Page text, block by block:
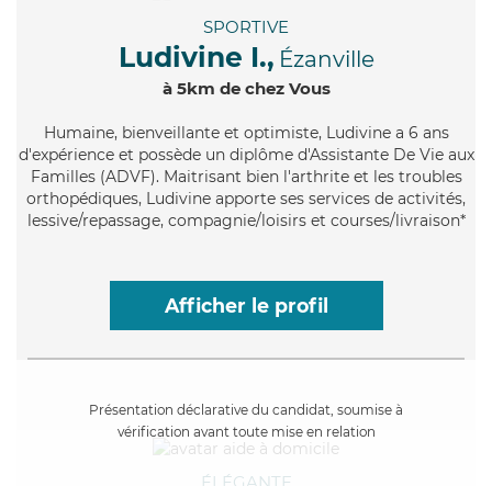
SPORTIVE
Ludivine I., Ézanville
à 5km de chez Vous
Humaine, bienveillante et optimiste, Ludivine a 6 ans
d'expérience et possède un diplôme d'Assistante De Vie aux
Familles (ADVF). Maitrisant bien l'arthrite et les troubles
orthopédiques, Ludivine apporte ses services de activités,
lessive/repassage, compagnie/loisirs et courses/livraison*
Afficher le profil
Présentation déclarative du candidat, soumise à
vérification avant toute mise en relation